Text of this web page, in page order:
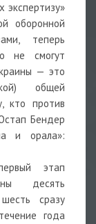
экспертизу»
оборонной
теперь
не смогут
— это
общей
кто против
Бендер
и орала»:
этап
десять
сразу
года